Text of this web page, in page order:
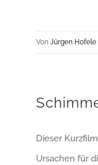
VonJürgen Hofele
Dieser
Ursachen für